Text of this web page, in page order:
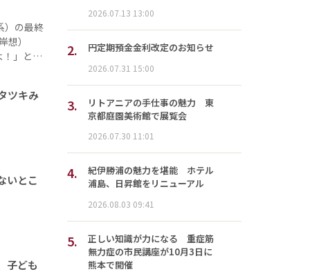
）の最終
）
！」と…
ツキみ
いとこ
子ども
2026.07.13 13:00
2. 円定期預金金利改定のお知らせ
2026.07.31 15:00
3.
リトアニアの手仕事の魅力 東
京都庭園美術館で展覧会
2026.07.30 11:01
4.
紀伊勝浦の魅力を堪能 ホテル
浦島、日昇館をリニューアル
2026.08.03 09:41
5.
正しい知識が力になる 重症筋
無力症の市民講座が10月3日に
熊本で開催